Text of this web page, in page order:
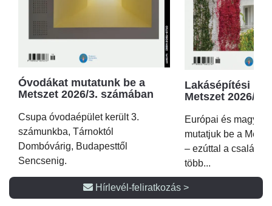
Óvodákat mutatunk be a
Metszet 2026/3. számában
Csupa óvodaépület került 3.
számunkba, Tárnoktól
Dombóvárig, Budapesttől
Sencsenig.
Lakásépítési
Metszet 2026/2.
Európai és magyar
mutatjuk be a
– ezúttal a családi
több...
Hírlevél-feliratkozás >